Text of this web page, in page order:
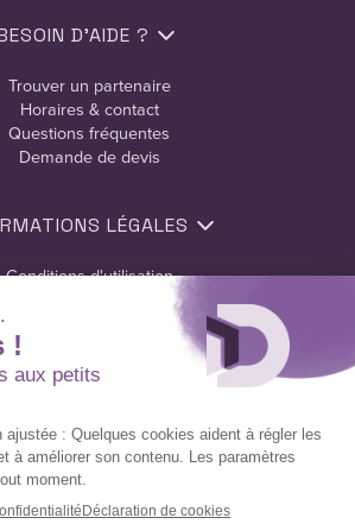
D’AIDE ?
Trouver un partenaire
Horaires & contact
Questions fréquentes
Demande de devis
LÉGALES
Conditions d'utilisation
Politique de confidentialité
2026. Tous droits réservés.